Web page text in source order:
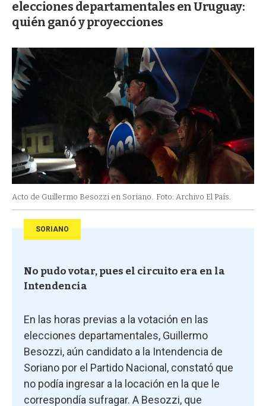
elecciones departamentales en Uruguay:
quién ganó y proyecciones
Acto de Guillermo Besozzi en Soriano. Foto: Archivo El País.
SORIANO
No pudo votar, pues el circuito era en la
Intendencia
En las horas previas a la votación en las
elecciones departamentales, Guillermo
Besozzi, aún candidato a la Intendencia de
Soriano por el Partido Nacional, constató que
no podía ingresar a la locación en la que le
correspondía sufragar. A Besozzi, que